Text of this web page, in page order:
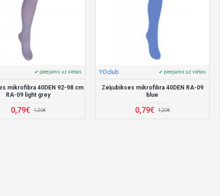
✔ pieejams uz vietas
mikrofibra 40DEN 92-98 cm
RA-09 light grey
0,79€ 1,20€
YOclub ✔ pieejams uz vietas
Zeķubikses mikrofibra 40DEN RA-09
blue
0,79€ 1,20€